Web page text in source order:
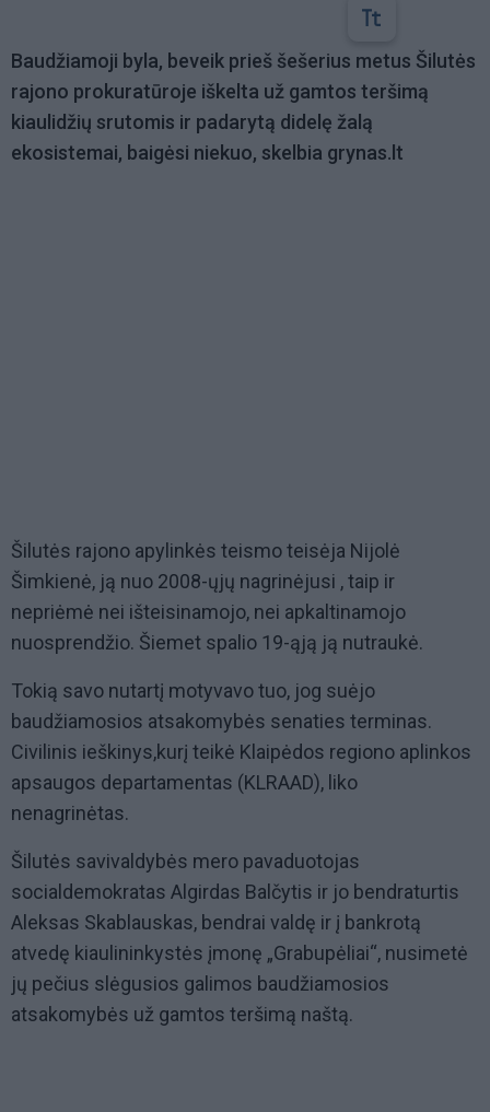
Baudžiamoji byla, beveik prieš šešerius metus Šilutės
rajono prokuratūroje iškelta už gamtos teršimą
kiaulidžių srutomis ir padarytą didelę žalą
ekosistemai, baigėsi niekuo, skelbia grynas.lt
Šilutės rajono apylinkės teismo teisėja Nijolė
Šimkienė, ją nuo 2008-ųjų nagrinėjusi , taip ir
nepriėmė nei išteisinamojo, nei apkaltinamojo
nuosprendžio. Šiemet spalio 19-ąją ją nutraukė.
Tokią savo nutartį motyvavo tuo, jog suėjo
baudžiamosios atsakomybės senaties terminas.
Civilinis ieškinys,kurį teikė Klaipėdos regiono aplinkos
apsaugos departamentas (KLRAAD), liko
nenagrinėtas.
Šilutės savivaldybės mero pavaduotojas
socialdemokratas Algirdas Balčytis ir jo bendraturtis
Aleksas Skablauskas, bendrai valdę ir į bankrotą
atvedę kiaulininkystės įmonę „Grabupėliai“, nusimetė
jų pečius slėgusios galimos baudžiamosios
atsakomybės už gamtos teršimą naštą.